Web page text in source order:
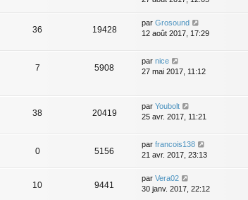
36 19428
par Grosound
12 août 2017, 17:29
7 5908
par nice
27 mai 2017, 11:12
38 20419
par Youbolt
25 avr. 2017, 11:21
0 5156
par francois138
21 avr. 2017, 23:13
10 9441
par Vera02
30 janv. 2017, 22:12